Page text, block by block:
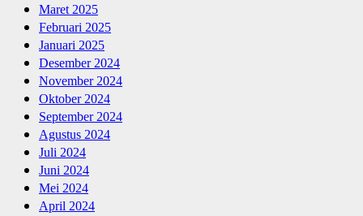
Maret 2025
Februari 2025
Januari 2025
Desember 2024
November 2024
Oktober 2024
September 2024
Agustus 2024
Juli 2024
Juni 2024
Mei 2024
April 2024